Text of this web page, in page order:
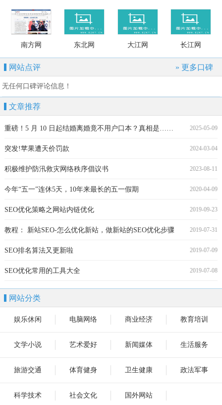
南方网 东北网 大江网 长江网
网站点评 » 更多口碑
无任何口碑评论信息！
文章推荐
2025-05-09
重磅！5 月 10 日起结婚离婚竟不用户口本？真相是……
2024-03-04
突发!苹果遭天价罚款
2023-08-11
积极维护防汛救灾网络秩序倡议书
2020-04-09
今年“五一”连休5天，10年来最长的五一假期
2019-09-23
SEO优化策略之网站内链优化
2019-07-31
教程： 新站SEO-怎么优化新站，做新站的SEO优化步骤
2019-07-09
SEO排名算法又更新啦
2019-07-08
SEO优化常用的工具大全
网站分类
娱乐休闲 电脑网络 商业经济 教育培训
文学小说 艺术爱好 新闻媒体 生活服务
旅游交通 体育健身 卫生健康 政法军事
科学技术 社会文化 国外网站